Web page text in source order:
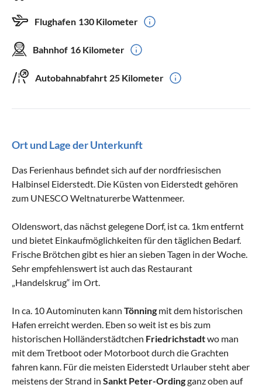
Flughafen 130 Kilometer
Bahnhof 16 Kilometer
Autobahnabfahrt 25 Kilometer
Ort und Lage der Unterkunft
Das Ferienhaus befindet sich auf der nordfriesischen
Halbinsel Eiderstedt. Die Küsten von Eiderstedt gehören
zum UNESCO Weltnaturerbe Wattenmeer.
Oldenswort, das nächst gelegene Dorf, ist ca. 1km entfernt
und bietet Einkaufmöglichkeiten für den täglichen Bedarf.
Frische Brötchen gibt es hier an sieben Tagen in der Woche.
Sehr empfehlenswert ist auch das Restaurant
„Handelskrug“ im Ort.
In ca. 10 Autominuten kann Tönning mit dem historischen
Hafen erreicht werden. Eben so weit ist es bis zum
historischen Holländerstädtchen Friedrichstadtwo man
mit dem Tretboot oder Motorboot durch die Grachten
fahren kann. Für die meisten Eiderstedt Urlauber steht aber
meistens der Strand in Sankt Peter-Ordingganz oben auf